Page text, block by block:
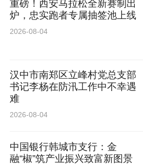
重磅！西安马拉松全新赛制出
炉，忠实跑者专属抽签池上线
2026-08-04
汉中市南郑区立峰村党总支部
书记李杨在防汛工作中不幸遇
难
2026-08-04
中国银行韩城市支行：金
融“椒”筑产业振兴致富新图景